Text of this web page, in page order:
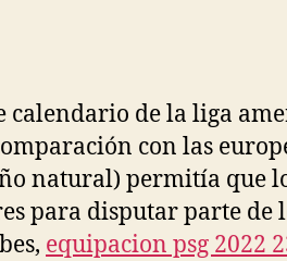
calendario de la liga
con las
natural) permitía que
para disputar parte de
equipacion psg 2022